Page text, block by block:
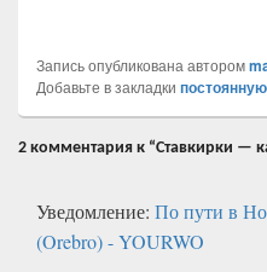
Запись опубликована автором
Добавьте в закладки
2 комментария к “Ставкирки —
Уведомление: По пути в
(Orebro) - YOURWO